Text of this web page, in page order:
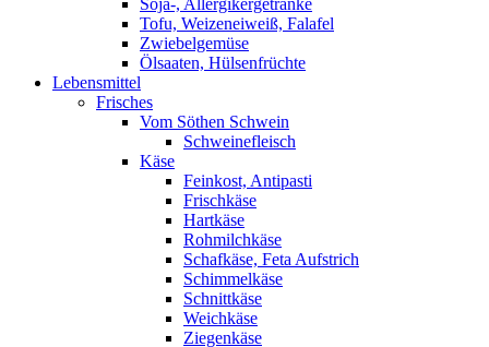
Soja-, Allergikergetränke
Tofu, Weizeneiweiß, Falafel
Zwiebelgemüse
Ölsaaten, Hülsenfrüchte
Lebensmittel
Frisches
Vom Söthen Schwein
Schweinefleisch
Käse
Feinkost, Antipasti
Frischkäse
Hartkäse
Rohmilchkäse
Schafkäse, Feta Aufstrich
Schimmelkäse
Schnittkäse
Weichkäse
Ziegenkäse